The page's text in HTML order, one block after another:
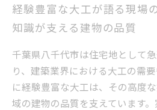
経験豊富な大工が語る現場
知識が支える建物の品質
千葉県八千代市は住宅地として
り、建築業界における大工の需
に経験豊富な大工は、その高度
域の建物の品質を支えています